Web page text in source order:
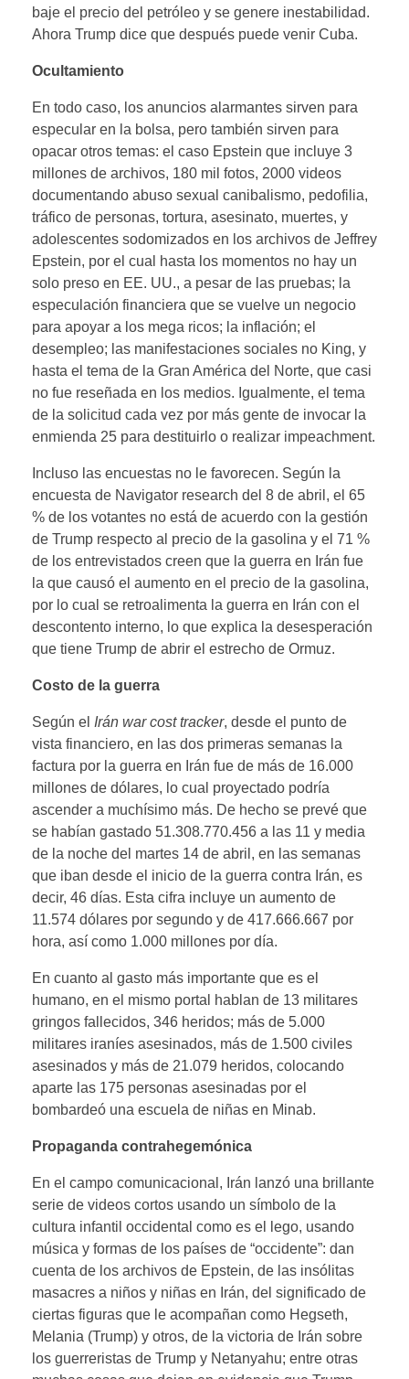
baje el precio del petróleo y se genere inestabilidad.
Ahora Trump dice que después puede venir Cuba.
Ocultamiento
En todo caso, los anuncios alarmantes sirven para
especular en la bolsa, pero también sirven para
opacar otros temas: el caso Epstein que incluye 3
millones de archivos, 180 mil fotos, 2000 videos
documentando abuso sexual canibalismo, pedofilia,
tráfico de personas, tortura, asesinato, muertes, y
adolescentes sodomizados en los archivos de Jeffrey
Epstein, por el cual hasta los momentos no hay un
solo preso en EE. UU., a pesar de las pruebas; la
especulación financiera que se vuelve un negocio
para apoyar a los mega ricos; la inflación; el
desempleo; las manifestaciones sociales no King, y
hasta el tema de la Gran América del Norte, que casi
no fue reseñada en los medios. Igualmente, el tema
de la solicitud cada vez por más gente de invocar la
enmienda 25 para destituirlo o realizar impeachment.
Incluso las encuestas no le favorecen. Según la
encuesta de Navigator research del 8 de abril, el 65
% de los votantes no está de acuerdo con la gestión
de Trump respecto al precio de la gasolina y el 71 %
de los entrevistados creen que la guerra en Irán fue
la que causó el aumento en el precio de la gasolina,
por lo cual se retroalimenta la guerra en Irán con el
descontento interno, lo que explica la desesperación
que tiene Trump de abrir el estrecho de Ormuz.
Costo de la guerra
Según el Irán war cost tracker, desde el punto de
vista financiero, en las dos primeras semanas la
factura por la guerra en Irán fue de más de 16.000
millones de dólares, lo cual proyectado podría
ascender a muchísimo más. De hecho se prevé que
se habían gastado 51.308.770.456 a las 11 y media
de la noche del martes 14 de abril, en las semanas
que iban desde el inicio de la guerra contra Irán, es
decir, 46 días. Esta cifra incluye un aumento de
11.574 dólares por segundo y de 417.666.667 por
hora, así como 1.000 millones por día.
En cuanto al gasto más importante que es el
humano, en el mismo portal hablan de 13 militares
gringos fallecidos, 346 heridos; más de 5.000
militares iraníes asesinados, más de 1.500 civiles
asesinados y más de 21.079 heridos, colocando
aparte las 175 personas asesinadas por el
bombardeó una escuela de niñas en Minab.
Propaganda contrahegemónica
En el campo comunicacional, Irán lanzó una brillante
serie de videos cortos usando un símbolo de la
cultura infantil occidental como es el lego, usando
música y formas de los países de “occidente”: dan
cuenta de los archivos de Epstein, de las insólitas
masacres a niños y niñas en Irán, del significado de
ciertas figuras que le acompañan como Hegseth,
Melania (Trump) y otros, de la victoria de Irán sobre
los guerreristas de Trump y Netanyahu; entre otras